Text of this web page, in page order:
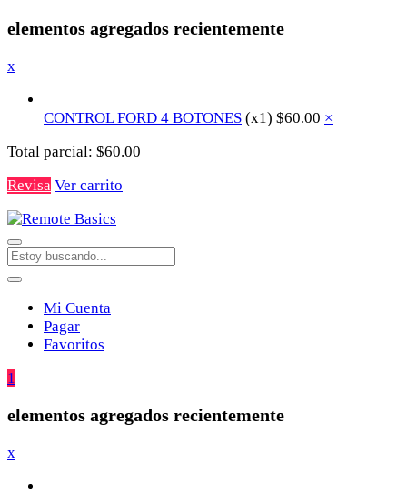
elementos agregados recientemente
x
CONTROL FORD 4 BOTONES (x1) $60.00 ×
Total parcial: $60.00
Revisa Ver carrito
Mi Cuenta
Pagar
Favoritos
1
elementos agregados recientemente
x